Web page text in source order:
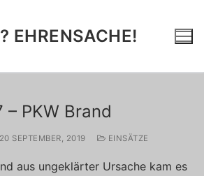
EHRENSACHE!
– PKW Brand
20 SEPTEMBER, 2019 EINSÄTZE
aus ungeklärter Ursache kam es